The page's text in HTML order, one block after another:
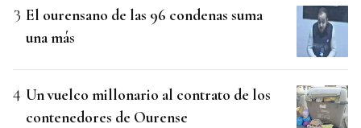
El ourensano de las 96 condenas suma
una más
Un vuelco millonario al contrato de los
contenedores de Ourense